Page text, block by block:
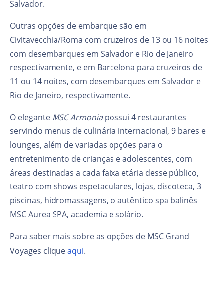
Salvador.
Outras opções de embarque são em
Civitavecchia/Roma com cruzeiros de 13 ou 16 noites
com desembarques em Salvador e Rio de Janeiro
respectivamente, e em Barcelona para cruzeiros de
11 ou 14 noites, com desembarques em Salvador e
Rio de Janeiro, respectivamente.
O elegante MSC Armoniapossui 4 restaurantes
servindo menus de culinária internacional, 9 bares e
lounges, além de variadas opções para o
entretenimento de crianças e adolescentes, com
áreas destinadas a cada faixa etária desse público,
teatro com shows espetaculares, lojas, discoteca, 3
piscinas, hidromassagens, o autêntico spa balinês
MSC Aurea SPA, academia e solário.
Para saber mais sobre as opções de MSC Grand
Voyages cliqueaqui.